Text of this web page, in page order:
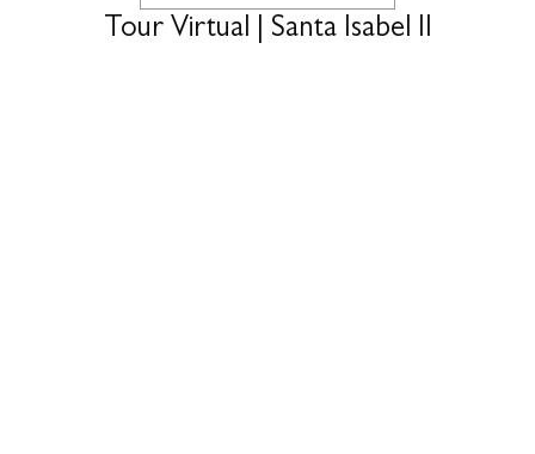
Tour Virtual | Santa Isabel II